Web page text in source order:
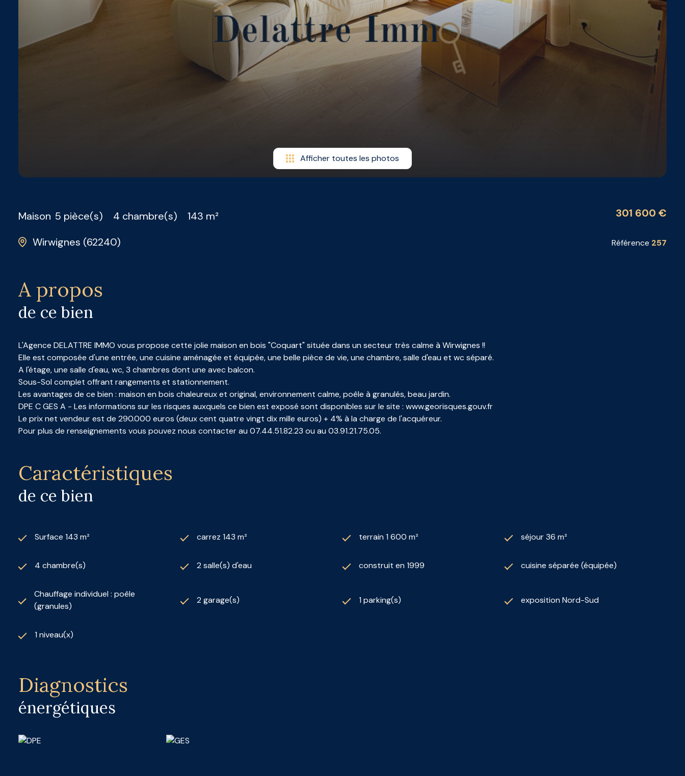
Afficher toutes les photos
Maison 5 pièce(s) 4 chambre(s)
143 m²
Wirwignes (62240)
301 600 €
Référence 257
A propos
de ce bien
L'Agence DELATTRE IMMO vous propose cette jolie maison en bois "Coquart" située dans un secteur très calme à Wirwignes !!
Elle est composée d'une entrée, une cuisine aménagée et équipée, une belle pièce de vie, une chambre, salle d'eau et wc séparé.
A l'étage, une salle d'eau, wc, 3 chambres dont une avec balcon.
Sous-Sol complet offrant rangements et stationnement.
Les avantages de ce bien : maison en bois chaleureux et original, environnement calme, poêle à granulés, beau jardin.
DPE C GES A - Les informations sur les risques auxquels ce bien est exposé sont disponibles sur le site : www.georisques.gouv.fr
Le prix net vendeur est de 290.000 euros (deux cent quatre vingt dix mille euros) + 4% à la charge de l'acquéreur.
Pour plus de renseignements vous pouvez nous contacter au 07.44.51.82.23 ou au 03.91.21.75.05.
Caractéristiques
de ce bien
Surface 143 m² carrez 143 m² terrain 1 600 m² séjour 36 m²
4 chambre(s) 2 salle(s) d'eau construit en 1999 cuisine séparée (équipée)
Chauffage individuel : poêle
(granules)
2 garage(s) 1 parking(s) exposition Nord-Sud
1 niveau(x)
Diagnostics
énergétiques